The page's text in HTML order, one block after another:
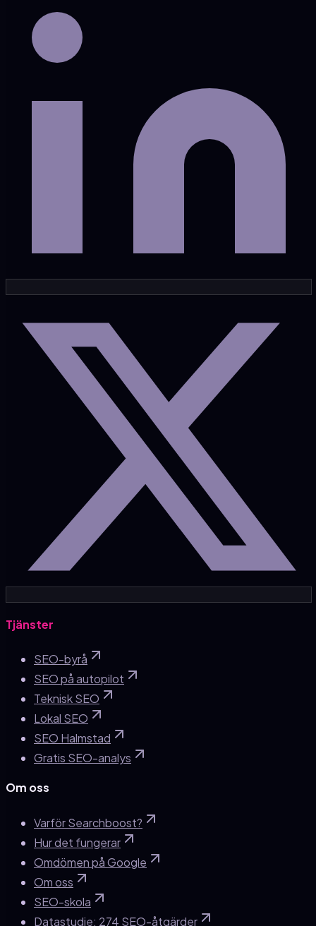
Tjänster
SEO-byrå
SEO på autopilot
Teknisk SEO
Lokal SEO
SEO Halmstad
Gratis SEO-analys
Om oss
Varför Searchboost?
Hur det fungerar
Omdömen på Google
Om oss
SEO-skola
Datastudie: 274 SEO-åtgärder